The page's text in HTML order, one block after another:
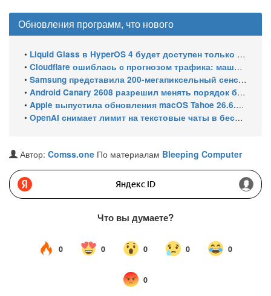
Обновления программ, что нового
• Liquid Glass в HyperOS 4 будет доступен только на флагманских чипсетах
• Cloudflare ошиблась с прогнозом трафика: машины обошли людей в мае 2026
• Samsung представила 200-мегапиксельный сенсор ISOCELL HPC с DeepPix
• Android Canary 2608 разрешил менять порядок блоков шторки
• Apple выпустила обновления macOS Tahoe 26.6.1, Sequoia 15.7.9 и Sonoma 14.8.9 для устранения уязвимости общего доступа к экрану
• OpenAI снимает лимит на текстовые чаты в бесплатном ChatGPT
Автор: Comss.one По материалам Bleeping Computer